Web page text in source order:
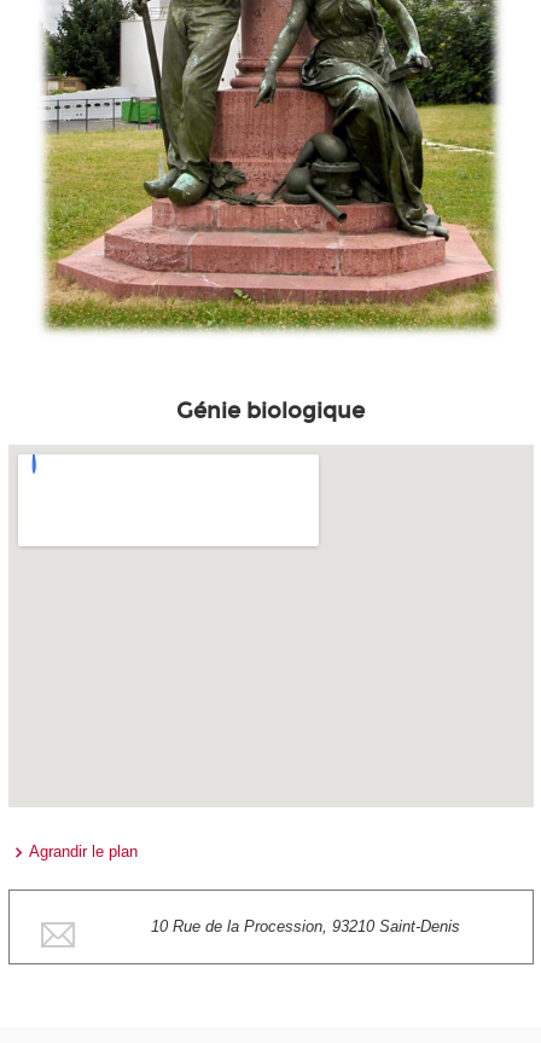
Génie biologique
Agrandir le plan
10 Rue de la Procession, 93210 Saint-Denis